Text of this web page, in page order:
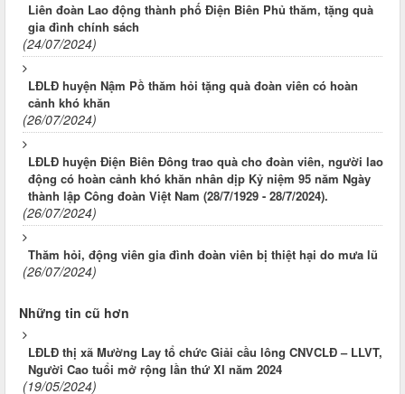
Liên đoàn Lao động thành phố Điện Biên Phủ thăm, tặng quà
gia đình chính sách
(24/07/2024)
LĐLĐ huyện Nậm Pồ thăm hỏi tặng quà đoàn viên có hoàn
cảnh khó khăn
(26/07/2024)
LĐLĐ huyện Điện Biên Đông trao quà cho đoàn viên, người lao
động có hoàn cảnh khó khăn nhân dịp Kỷ niệm 95 năm Ngày
thành lập Công đoàn Việt Nam (28/7/1929 - 28/7/2024).
(26/07/2024)
Thăm hỏi, động viên gia đình đoàn viên bị thiệt hại do mưa lũ
(26/07/2024)
Những tin cũ hơn
LĐLĐ thị xã Mường Lay tổ chức Giải cầu lông CNVCLĐ – LLVT,
Người Cao tuổi mở rộng lần thứ XI năm 2024
(19/05/2024)